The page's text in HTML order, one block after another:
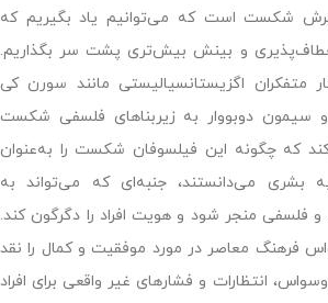
شکست است که می‌توانیم یاد بگیریم که
و بینش بیش‌تری پشت سر بگذاریم.
متفکران اگزیستانسیالیستی مانند سورن کی
و سیمون دوبووار به زیربناهای فلسفی شکست
که چگونه این فیلسوفان شکست را به‌عنوان
بشری می‌دانستند، جنبه‌ای که می‌تواند به
منجر شود و هویت افراد را دگرگون کند.
فرهنگ معاصر در مورد موفقیت و کمال را نقد
انتظارات و فشارهای غیر واقعی برای افراد